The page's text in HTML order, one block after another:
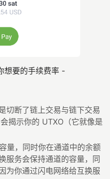
想要的手续费率 -
切断了链上交易与链下交易
揭示你的 UTXO（它就像是
量，同时你在通道中的余额
服务会保持通道的容量，同
为你通过闪电网络给互换服